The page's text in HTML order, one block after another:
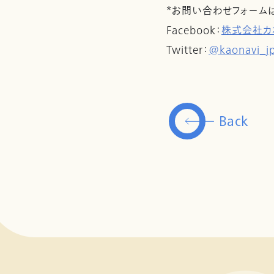
*お問い合わせフォーム
Facebook：株式会社カ
Twitter：
Back